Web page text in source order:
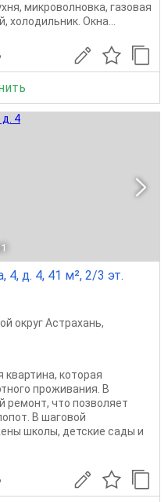
микроволновка, газовая
холодильник. Окна...
4, д. 4, 41 м², 2/3 эт.
округ Астрахань,
которая
проживания. В
ремонт, что позволяет
В шаговой
школы, детские сады и